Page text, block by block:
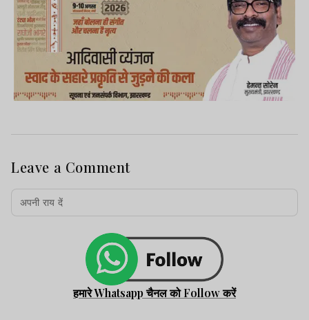
Leave a Comment
हमारे Whatsapp चैनल को Follow करें